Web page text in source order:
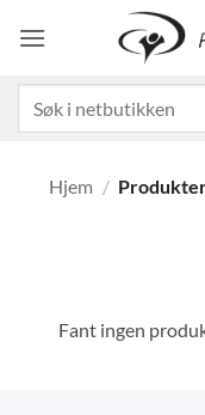
etter:
Hjem /
Fant ingen